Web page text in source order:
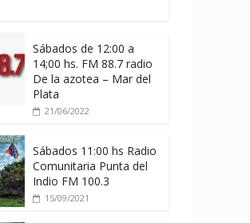
Sábados de 12:00 a
14;00 hs. FM 88.7 radio
De la azotea – Mar del
Plata
21/06/2022
Sábados 11:00 hs Radio
Comunitaria Punta del
Indio FM 100.3
15/09/2021